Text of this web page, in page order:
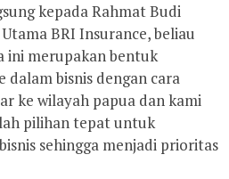
kepada Rahmat Budi
BRI Insurance, beliau
ini merupakan bentuk
bisnis dengan cara
ke wilayah papua dan kami
pilihan tepat untuk
sehingga menjadi prioritas